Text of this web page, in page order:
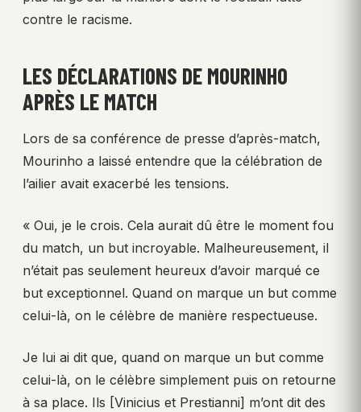
contre le racisme.
LES DÉCLARATIONS DE MOURINHO
APRÈS LE MATCH
Lors de sa conférence de presse d’après-match,
Mourinho a laissé entendre que la célébration de
l’ailier avait exacerbé les tensions.
« Oui, je le crois. Cela aurait dû être le moment fou
du match, un but incroyable. Malheureusement, il
n’était pas seulement heureux d’avoir marqué ce
but exceptionnel. Quand on marque un but comme
celui-là, on le célèbre de manière respectueuse.
Je lui ai dit que, quand on marque un but comme
celui-là, on le célèbre simplement puis on retourne
à sa place. Ils [Vinicius et Prestianni] m’ont dit des